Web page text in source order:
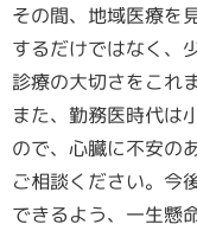
その間、地域医療を
するだけではなく、
診療の大切さをこれ
また、勤務医時代は
ので、心臓に不安の
ご相談ください。今
できるよう、一生懸